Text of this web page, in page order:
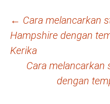
Navigasi
kiriman
← Cara melancarkan
Hampshire dengan
Kerika
Cara melancarkan
dengan